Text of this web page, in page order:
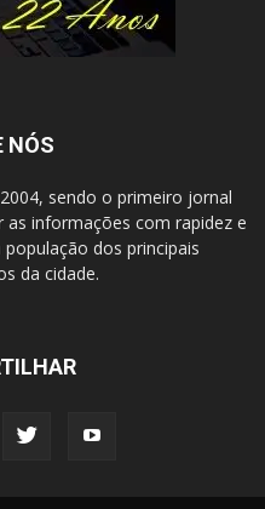
NÓS
sendo o primeiro jornal
as informações com rapidez e
dos principais
da cidade.